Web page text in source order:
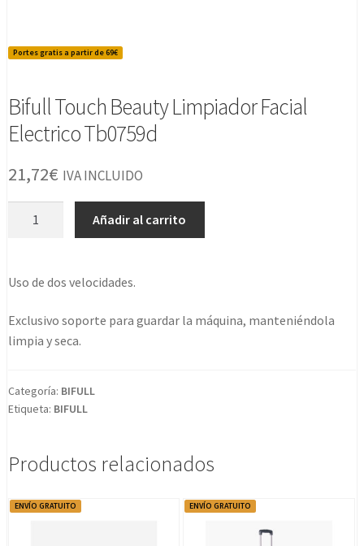
Portes gratis a partir de 69€
Bifull Touch Beauty Limpiador Facial
Electrico Tb0759d
21,72€ IVA INCLUIDO
Facial
cantidad
Añadir al carrito
Uso de dos velocidades.
Exclusivo soporte para guardar la máquina, manteniéndola
limpia y seca.
Categoría: BIFULL
Etiqueta: BIFULL
Productos relacionados
ENVÍO GRATUITO ENVÍO GRATUITO